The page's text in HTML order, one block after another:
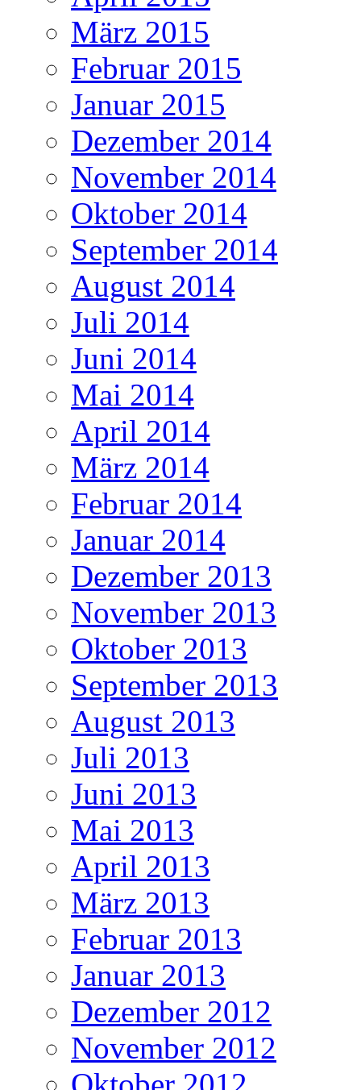
März 2015
Februar 2015
Januar 2015
Dezember 2014
November 2014
Oktober 2014
September 2014
August 2014
Juli 2014
Juni 2014
Mai 2014
April 2014
März 2014
Februar 2014
Januar 2014
Dezember 2013
November 2013
Oktober 2013
September 2013
August 2013
Juli 2013
Juni 2013
Mai 2013
April 2013
März 2013
Februar 2013
Januar 2013
Dezember 2012
November 2012